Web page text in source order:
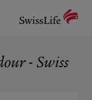
- Swiss